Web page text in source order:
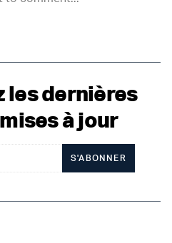
les dernières
à jour
S'ABONNER